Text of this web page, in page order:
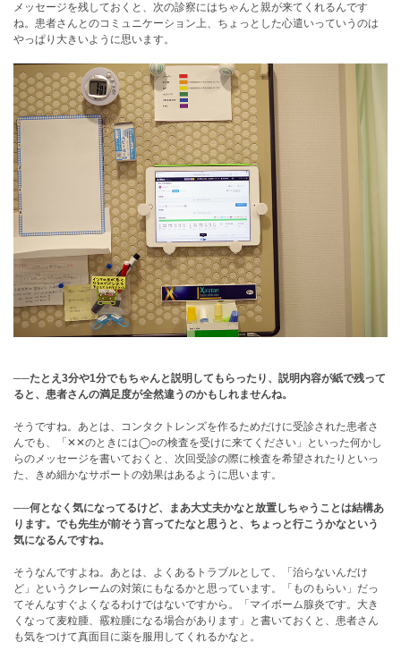
メッセージを残しておくと、次の診察にはちゃんと親が来てくれるんです
ね。患者さんとのコミュニケーション上、ちょっとした心遣いっていうのは
やっぱり大きいように思います。
──たとえ3分や1分でもちゃんと説明してもらったり、説明内容が紙で残って
ると、患者さんの満足度が全然違うのかもしれませんね。
そうですね。あとは、コンタクトレンズを作るためだけに受診された患者さ
んでも、「✕✕のときには◯○の検査を受けに来てください」といった何かし
らのメッセージを書いておくと、次回受診の際に検査を希望されたりといっ
た、きめ細かなサポートの効果はあるように思います。
──何となく気になってるけど、まあ大丈夫かなと放置しちゃうことは結構あ
ります。でも先生が前そう言ってたなと思うと、ちょっと行こうかなという
気になるんですね。
そうなんですよね。あとは、よくあるトラブルとして、「治らないんだけ
ど」というクレームの対策にもなるかと思っています。「ものもらい」だっ
てそんなすぐよくなるわけではないですから。「マイボーム腺炎です。大き
くなって麦粒腫、霰粒腫になる場合があります」と書いておくと、患者さん
も気をつけて真面目に薬を服用してくれるかなと。